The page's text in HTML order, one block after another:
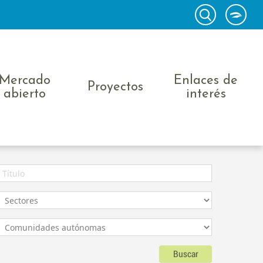
Mercado
abierto
Proyectos
Enlaces de
interés